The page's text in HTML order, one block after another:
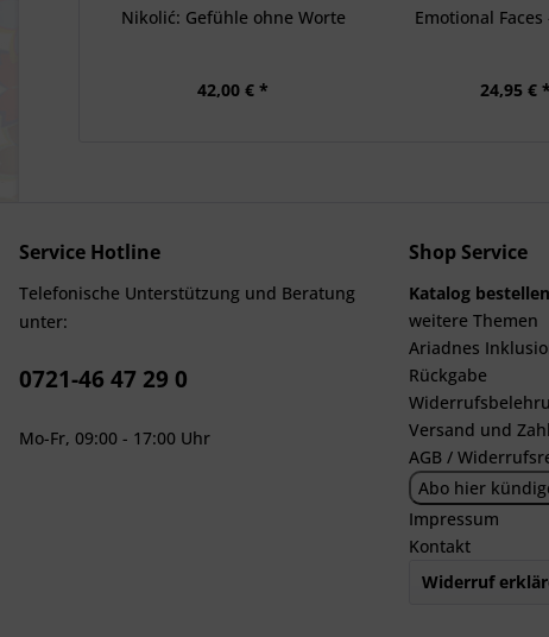
Nikolić: Gefühle ohne Worte
42,00 € *
Emotional Faces
24,95 € *
Service Hotline
Telefonische Unterstützung und Beratung
unter:
0721-46 47 29 0
Mo-Fr, 09:00 - 17:00 Uhr
Shop Service
Katalog bestellen
weitere Themen
Ariadnes
Rückgabe
Versand und
AGB /
Abo hier
Impressum
Kontakt
Widerruf